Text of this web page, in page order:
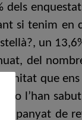
dels
si tenim en
un
del
que
l’han
de